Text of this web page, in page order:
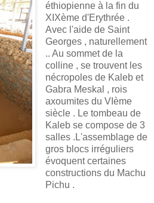
éthiopienne à la fin du
XIXème d'Erythrée .
Avec l'aide de Saint
Georges , naturellement
.. Au sommet de la
colline , se trouvent les
nécropoles de Kaleb et
Gabra Meskal , rois
axoumites du VIème
siècle . Le tombeau de
Kaleb se compose de 3
salles .L'assemblage de
gros blocs irréguliers
évoquent certaines
constructions du Machu
Pichu .